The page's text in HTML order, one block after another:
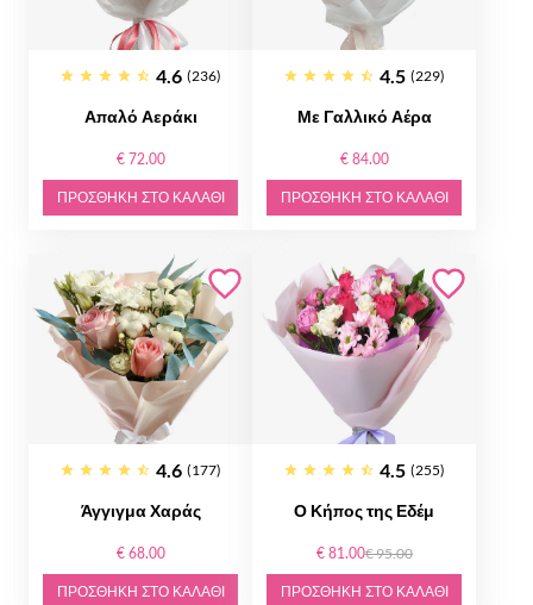
4.6 (236)
Απαλό Αεράκι
€ 72.00
ΠΡΟΣΘΉΚΗ ΣΤΟ ΚΑΛΆΘΙ
4.5 (229)
Με Γαλλικό Αέρα
€ 84.00
ΠΡΟΣΘΉΚΗ ΣΤΟ ΚΑΛΆΘΙ
4.6 (177)
Άγγιγμα Χαράς
€ 68.00
ΠΡΟΣΘΉΚΗ ΣΤΟ ΚΑΛΆΘΙ
4.5 (255)
Ο Κήπος της Εδέμ
€ 81.00€ 95.00
ΠΡΟΣΘΉΚΗ ΣΤΟ ΚΑΛΆΘΙ